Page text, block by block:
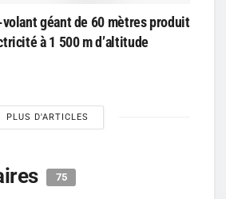
géant de 60 mètres produit
à 1 500 m d’altitude
PLUS D'ARTICLES
75